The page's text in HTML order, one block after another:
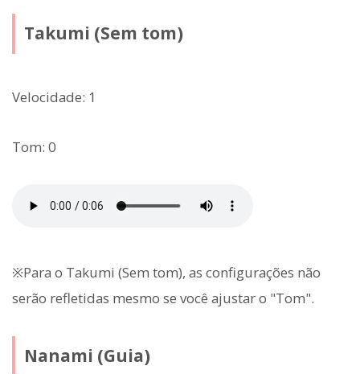
Takumi (Sem tom)
Velocidade: 1
Tom: 0
※Para o Takumi (Sem tom), as configurações não
serão refletidas mesmo se você ajustar o "Tom".
Nanami (Guia)